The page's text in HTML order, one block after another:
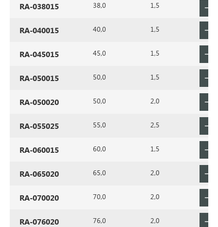
RA-038015 38,0 1,5
RA-040015 40,0 1,5
RA-045015 45,0 1,5
RA-050015 50,0 1,5
RA-050020 50,0 2,0
RA-055025 55,0 2,5
RA-060015 60,0 1,5
RA-065020 65,0 2,0
RA-070020 70,0 2,0
RA-076020 76,0 2,0